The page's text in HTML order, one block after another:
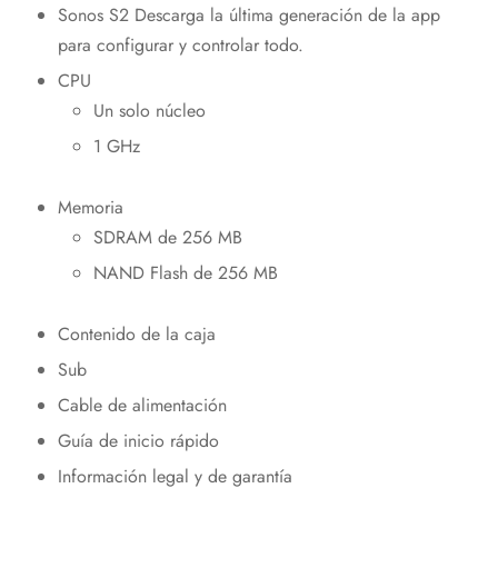
Sonos S2 Descarga la última generación de la app
para configurar y controlar todo.
CPU
Un solo núcleo
1 GHz
Memoria
SDRAM de 256 MB
NAND Flash de 256 MB
Contenido de la caja
Sub
Cable de alimentación
Guía de inicio rápido
Información legal y de garantía